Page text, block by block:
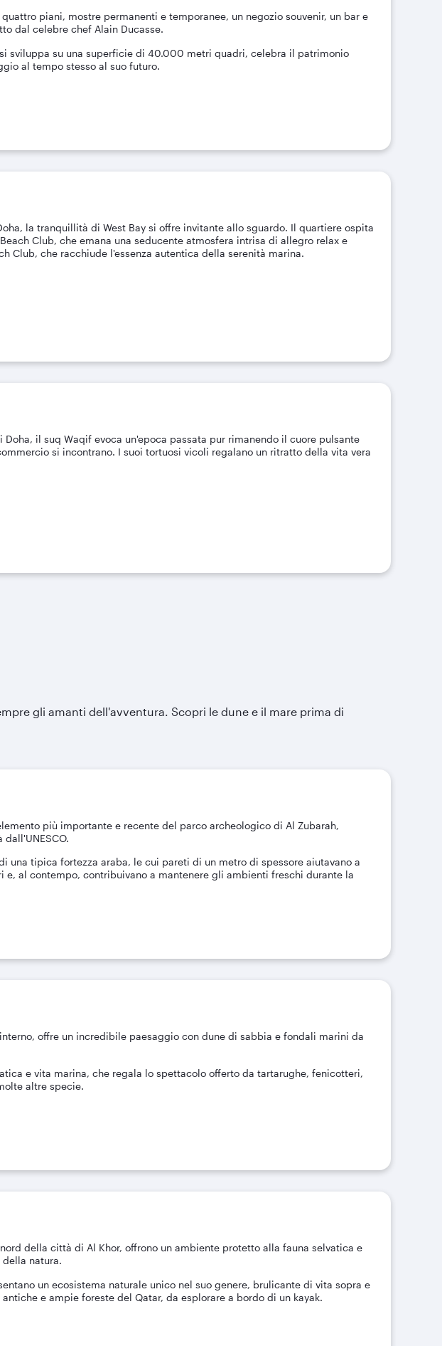
piani, mostre permanenti e temporanee, un negozio souvenir, un bar e
dal celebre chef Alain Ducasse.
sviluppa su una superficie di 40.000 metri quadri, celebra il patrimonio
al tempo stesso al suo futuro.
la tranquillità di West Bay si offre invitante allo sguardo. Il quartiere ospita
Club, che emana una seducente atmosfera intrisa di allegro relax e
Club, che racchiude l'essenza autentica della serenità marina.
il suq Waqif evoca un'epoca passata pur rimanendo il cuore pulsante
si incontrano. I suoi tortuosi vicoli regalano un ritratto della vita vera
gli amanti dell'avventura. Scopri le dune e il mare prima di
più importante e recente del parco archeologico di Al Zubarah,
una tipica fortezza araba, le cui pareti di un metro di spessore aiutavano a
e, al contempo, contribuivano a mantenere gli ambienti freschi durante la
offre un incredibile paesaggio con dune di sabbia e fondali marini da
e vita marina, che regala lo spettacolo offerto da tartarughe, fenicotteri,
altre specie.
della città di Al Khor, offrono un ambiente protetto alla fauna selvatica e
natura.
un ecosistema naturale unico nel suo genere, brulicante di vita sopra e
e ampie foreste del Qatar, da esplorare a bordo di un kayak.